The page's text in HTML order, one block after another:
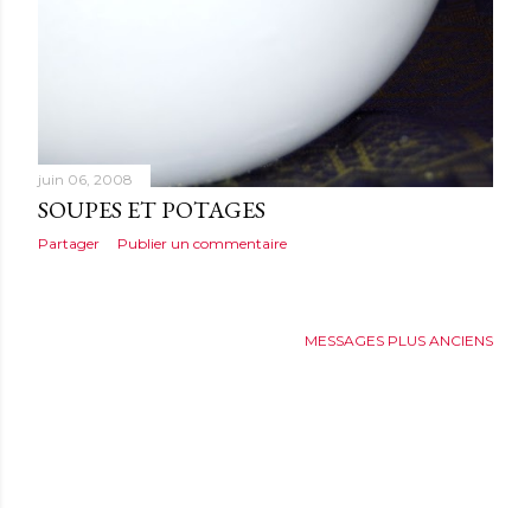
juin 06, 2008
SOUPES ET POTAGES
Partager Publier un commentaire
MESSAGES PLUS ANCIENS